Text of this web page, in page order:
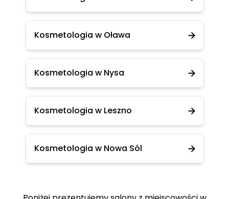
Kosmetologia w Oława
Kosmetologia w Nysa
Kosmetologia w Leszno
Kosmetologia w Nowa Sól